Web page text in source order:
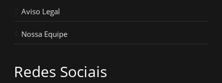
Aviso Legal
Nossa Equipe
Redes Sociais